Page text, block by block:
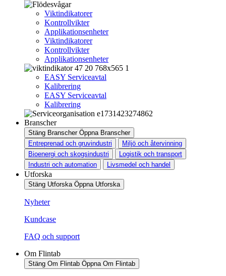
Viktindikatorer
Kontrollvikter
Applikationsenheter
Viktindikatorer
Kontrollvikter
Applikationsenheter
EASY Serviceavtal
Kalibrering
EASY Serviceavtal
Kalibrering
Branscher
Stäng Branscher Öppna Branscher
Entreprenad och gruvindustri
Miljö och återvinning
Bioenergi och skogsindustri
Logistik och transport
Industri och automation
Livsmedel och handel
Utforska
Stäng Utforska Öppna Utforska
Nyheter
Kundcase
FAQ och support
Om Flintab
Stäng Om Flintab Öppna Om Flintab